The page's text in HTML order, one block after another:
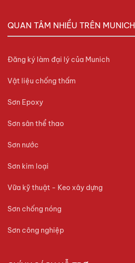
QUAN TÂM NHIỀU TRÊN MUNICH
Đăng ký làm đại lý của Munich
Vật liệu chống thấm
Sơn Epoxy
Sơn sân thể thao
Sơn nước
Sơn kim loại
Vữa kỹ thuật - Keo xây dựng
Sơn chống nóng
Sơn công nghiệp